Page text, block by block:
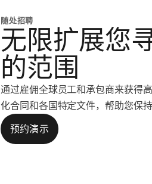
随处招聘
无限扩展您
的范围
通过雇佣全球员工和承包商来获得
化合同和各国特定文件，帮助您保持
预约演示